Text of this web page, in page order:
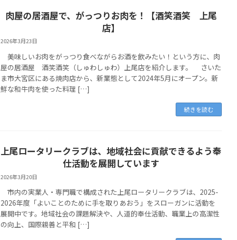
肉屋の居酒屋で、がっつりお肉を！【酒笑酒笑 上尾
店】
2026年3月23日
美味しいお肉をがっつり食べながらお酒を飲みたい！という方に、肉
屋の居酒屋 酒笑酒笑（しゅわしゅわ）上尾店を紹介します。 さいた
ま市大宮区にある焼肉店から、新業態として2024年5月にオープン。新
鮮な和牛肉を使った料理 […]
続きを読む
上尾ロータリークラブは、地域社会に貢献できるよう奉
仕活動を展開しています
2026年3月20日
市内の実業人・専門職で構成された上尾ロータリークラブは、2025-
2026年度「よいことのために手を取りあおう」をスローガンに活動を
展開中です。地域社会の課題解決や、人道的奉仕活動、職業上の高潔性
の向上、国際親善と平和 […]